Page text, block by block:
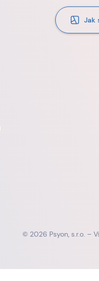
Jak
© 2026 Psyon, s.r.o. –